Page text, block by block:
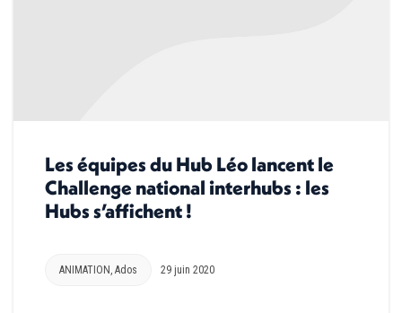
Les équipes du Hub Léo lancent le
Challenge national interhubs : les
Hubs s’affichent !
ANIMATION Ados 29 juin 2020